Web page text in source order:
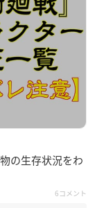
の生存状況をわ
6コメント